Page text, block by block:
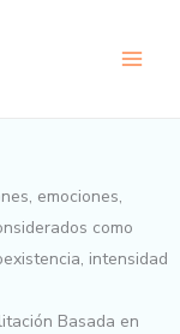
emociones,
como
intensidad
Basada en